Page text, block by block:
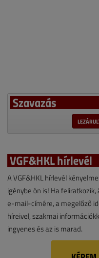
Szavazás
VGF&HKL hírlevél
A VGF&HKL hírlevél
igénybe ön is! Ha
e-mail-címére, a megelőző
híreivel, szakmai
ingyenes és az is marad.